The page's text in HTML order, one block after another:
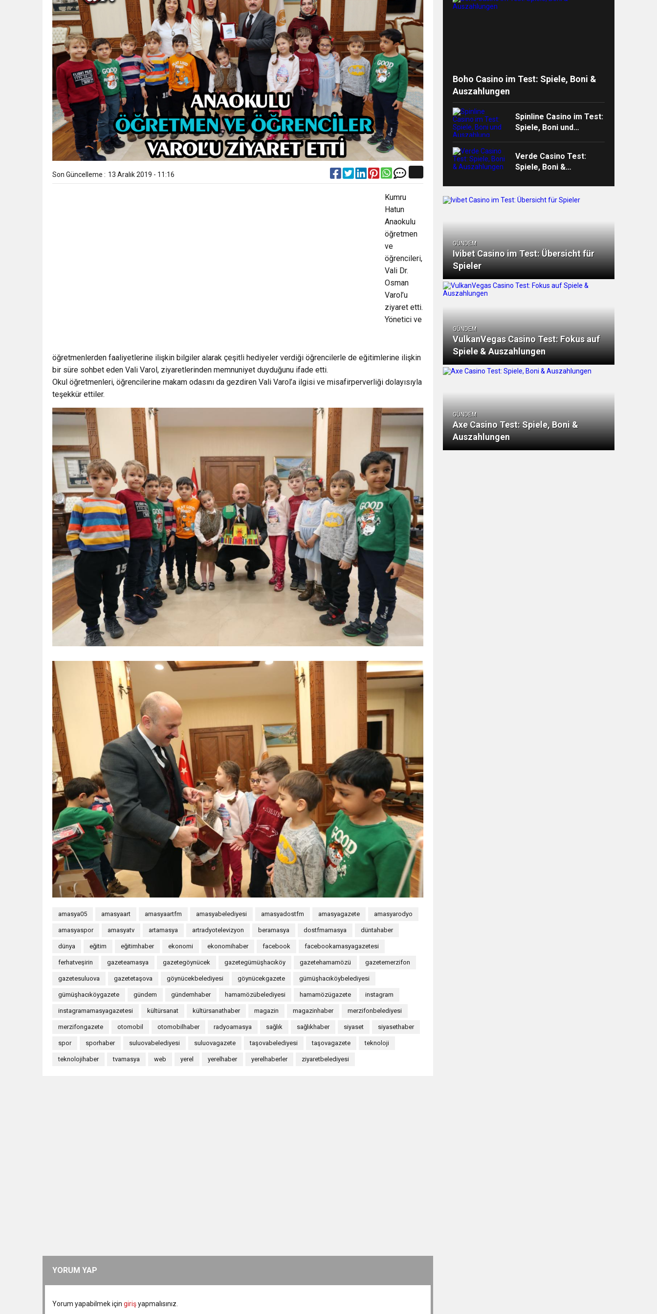
Son Güncelleme : 13 Aralık 2019 - 11:16
Kumru
Hatun
Anaokulu
öğretmen
ve
öğrencileri,
Vali Dr.
Osman
Varol’u
ziyaret etti.
Yönetici ve
öğretmenlerden faaliyetlerine ilişkin bilgiler alarak çeşitli hediyeler verdiği öğrencilerle de eğitimlerine ilişkin
bir süre sohbet eden Vali Varol, ziyaretlerinden memnuniyet duyduğunu ifade etti.
Okul öğretmenleri, öğrencilerine makam odasını da gezdiren Vali Varol’a ilgisi ve misafirperverliği dolayısıyla
teşekkür ettiler.
amasya05 amasyaart amasyaartfm amasyabelediyesi amasyadostfm amasyagazete amasyarodyo
amasyaspor amasyatv artamasya artradyotelevizyon beramasya dostfmamasya düntahaber
dünya eğitim eğitimhaber ekonomi ekonomihaber facebook facebookamasyagazetesi
ferhatveşirin gazeteamasya gazetegöynücek gazetegümüşhacıköy gazetehamamözü gazetemerzifon
gazetesuluova gazetetaşova göynücekbelediyesi göynücekgazete gümüşhacıköybelediyesi
gümüşhacıköygazete gündem gündemhaber hamamözübelediyesi hamamözügazete instagram
instagramamasyagazetesi kültürsanat kültürsanathaber magazin magazinhaber merzifonbelediyesi
merzifongazete otomobil otomobilhaber radyoamasya sağlık sağlıkhaber siyaset siyasethaber
spor sporhaber suluovabelediyesi suluovagazete taşovabelediyesi taşovagazete teknoloji
teknolojihaber tvamasya web yerel yerelhaber yerelhaberler ziyaretbelediyesi
YORUM YAP
Yorum yapabilmek için girişyapmalısınız.
Boho Casino im Test: Spiele, Boni &
Auszahlungen
Spinline Casino im Test:
Spiele, Boni und
Verde Casino Test:
Spiele, Boni &
GÜNDEM
Ivibet Casino im Test: Übersicht für
Spieler
GÜNDEM
VulkanVegas Casino Test: Fokus auf
Spiele & Auszahlungen
GÜNDEM
Axe Casino Test: Spiele, Boni &
Auszahlungen